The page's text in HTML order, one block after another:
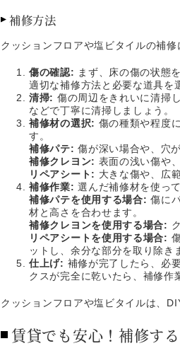
補修方法
クッションフロアや塩ビタイルの補修
傷の確認: まず、床の傷の状態
適切な補修方法と必要な道具を
清掃: 傷の周辺をきれいに清掃
などで丁寧に清掃しましょう。
補修材の選択: 傷の種類や程度
す。
補修パテ: 傷が深い場合や、穴
補修クレヨン: 表面の浅い傷や
リペアシート: 大きな傷や、広
補修作業: 選んだ補修材を使っ
補修パテを使用する場合: 傷に
材と高さを合わせます。
補修クレヨンを使用する場合:
リペアシートを使用する場合:
ットし、余分な部分を取り除き
仕上げ: 補修が完了したら、必
クスが完全に乾いたら、補修作
クッションフロアや塩ビタイルは、
賃貸でも安心！補修す